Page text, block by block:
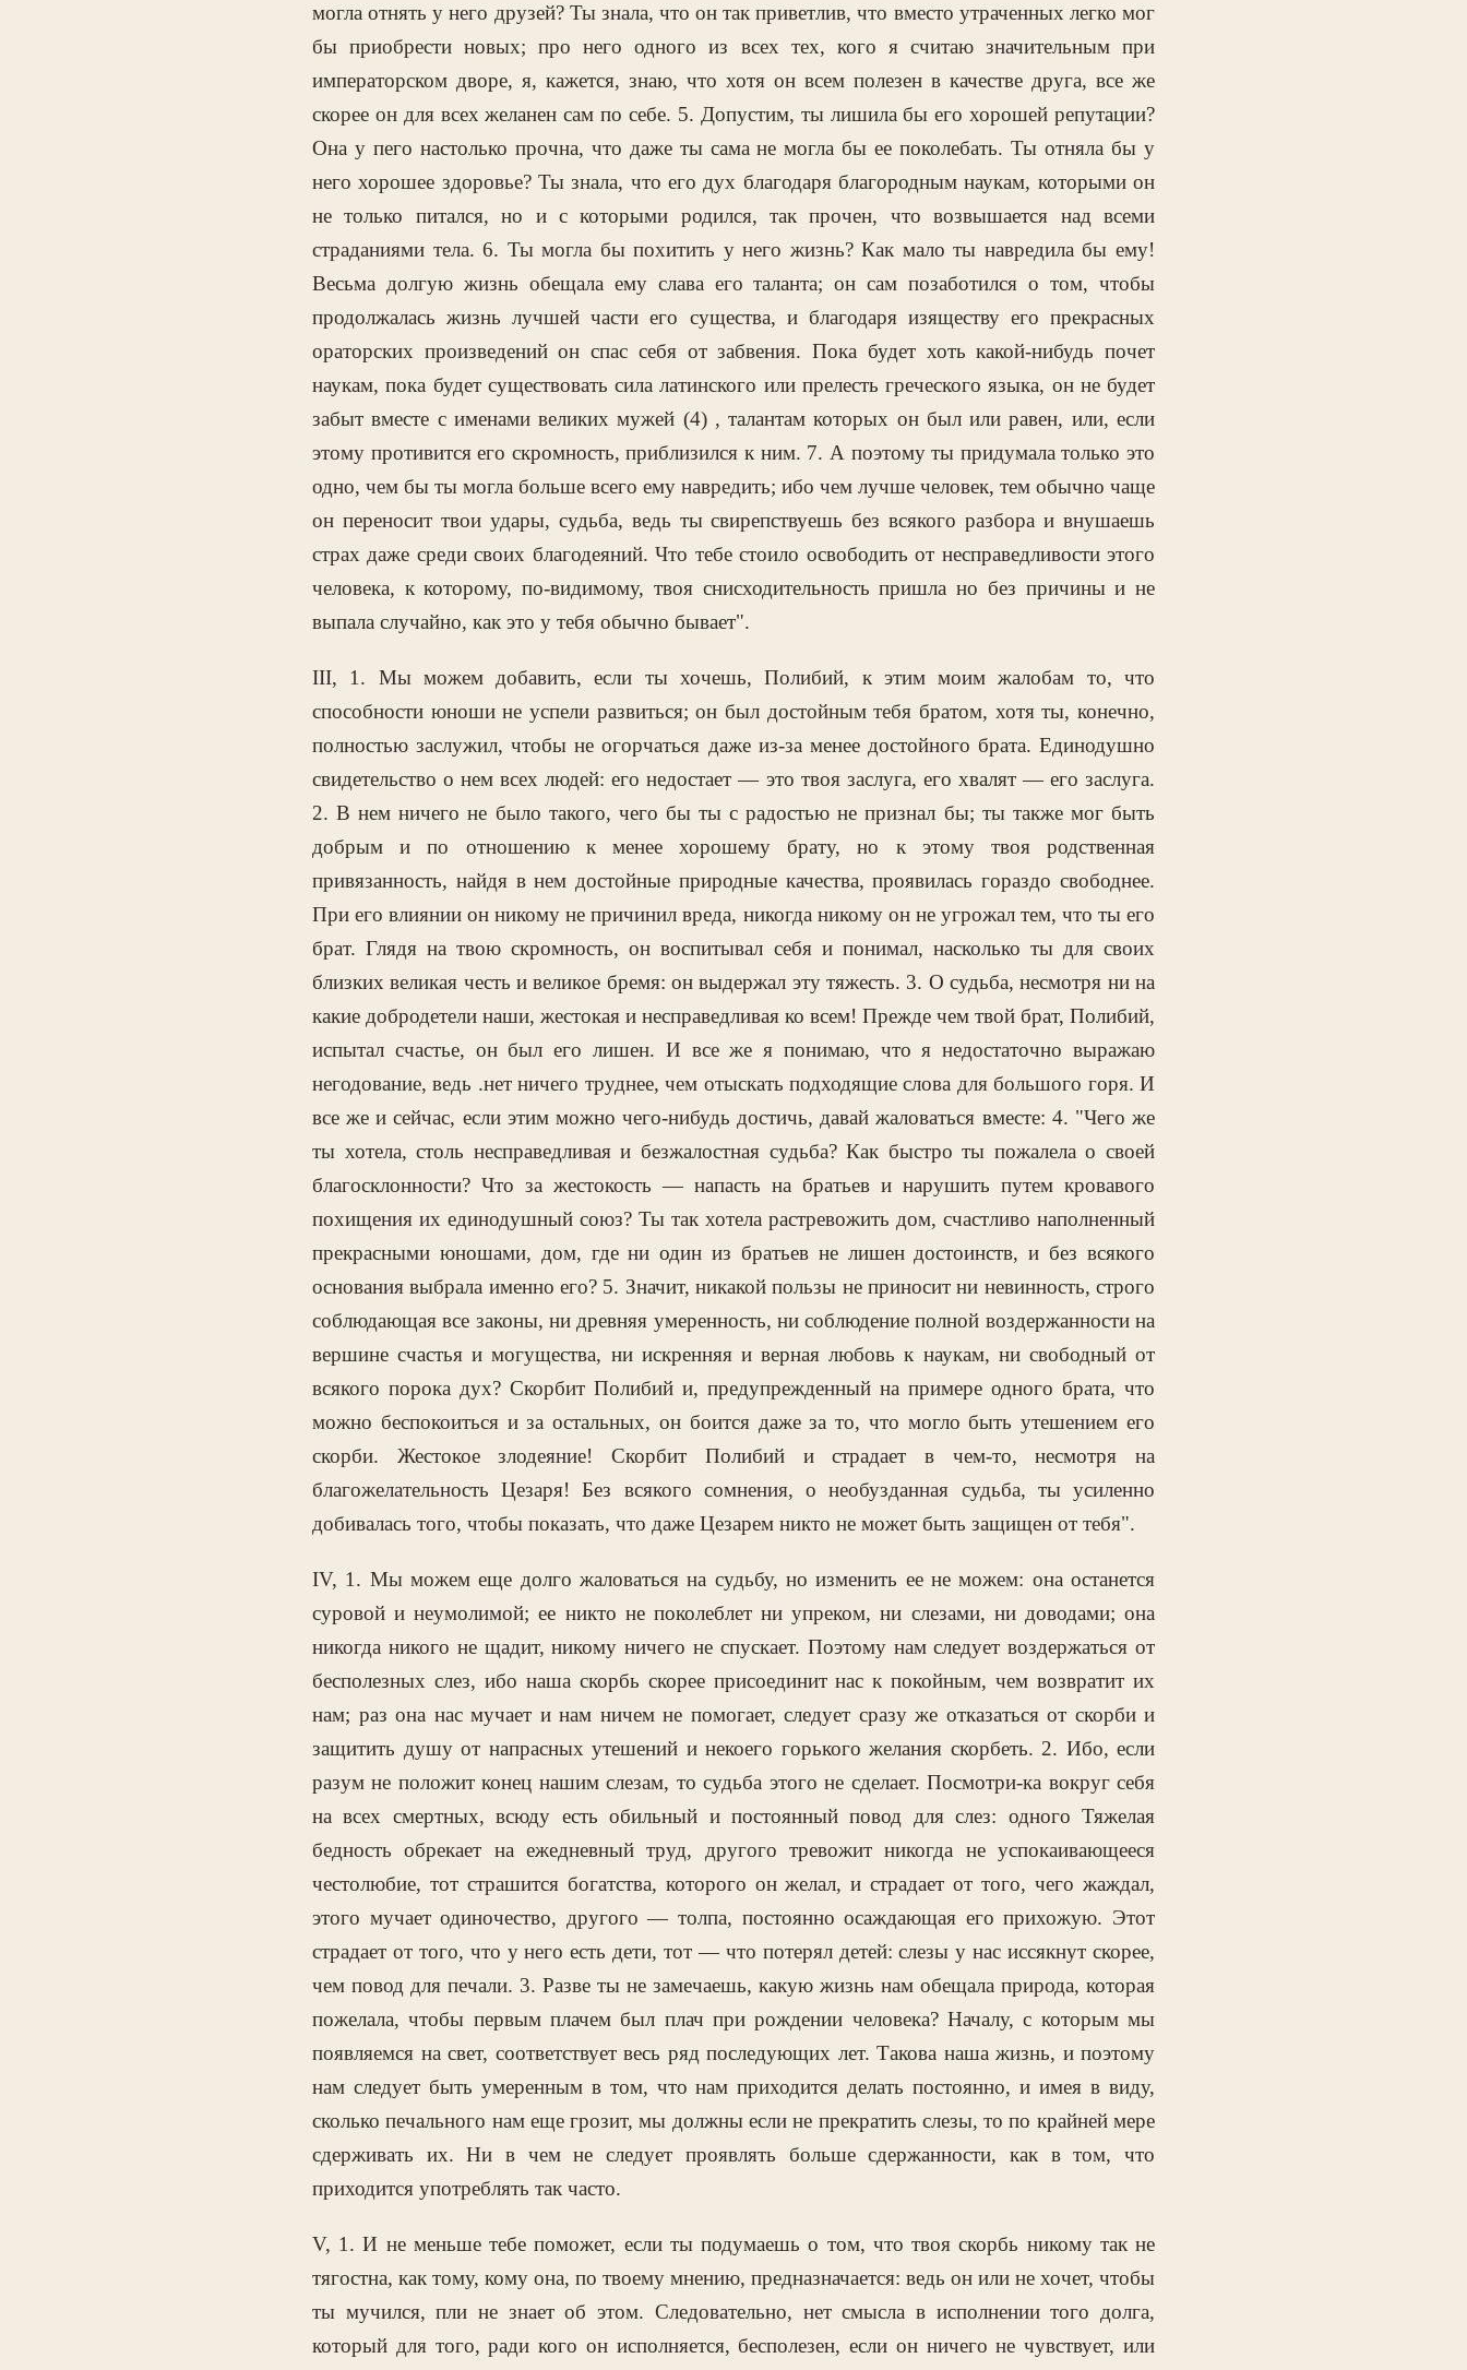
могла отнять у него друзей? Ты знала, что он так приветлив, что вместо утраченных легко мог
бы приобрести новых; про него одного из всех тех, кого я считаю значительным при
императорском дворе, я, кажется, знаю, что хотя он всем полезен в качестве друга, все же
скорее он для всех желанен сам по себе. 5. Допустим, ты лишила бы его хорошей репутации?
Она у пего настолько прочна, что даже ты сама не могла бы ее поколебать. Ты отняла бы у
него хорошее здоровье? Ты знала, что его дух благодаря благородным наукам, которыми он
не только питался, но и с которыми родился, так прочен, что возвышается над всеми
страданиями тела. 6. Ты могла бы похитить у него жизнь? Как мало ты навредила бы ему!
Весьма долгую жизнь обещала ему слава его таланта; он сам позаботился о том, чтобы
продолжалась жизнь лучшей части его существа, и благодаря изяществу его прекрасных
ораторских произведений он спас себя от забвения. Пока будет хоть какой-нибудь почет
наукам, пока будет существовать сила латинского или прелесть греческого языка, он не будет
забыт вместе с именами великих мужей (4) , талантам которых он был или равен, или, если
этому противится его скромность, приблизился к ним. 7. А поэтому ты придумала только это
одно, чем бы ты могла больше всего ему навредить; ибо чем лучше человек, тем обычно чаще
он переносит твои удары, судьба, ведь ты свирепствуешь без всякого разбора и внушаешь
страх даже среди своих благодеяний. Что тебе стоило освободить от несправедливости этого
человека, к которому, по-видимому, твоя снисходительность пришла но без причины и не
выпала случайно, как это у тебя обычно бывает".
III, 1. Мы можем добавить, если ты хочешь, Полибий, к этим моим жалобам то, что
способности юноши не успели развиться; он был достойным тебя братом, хотя ты, конечно,
полностью заслужил, чтобы не огорчаться даже из-за менее достойного брата. Единодушно
свидетельство о нем всех людей: его недостает — это твоя заслуга, его хвалят — его заслуга.
2. В нем ничего не было такого, чего бы ты с радостью не признал бы; ты также мог быть
добрым и по отношению к менее хорошему брату, но к этому твоя родственная
привязанность, найдя в нем достойные природные качества, проявилась гораздо свободнее.
При его влиянии он никому не причинил вреда, никогда никому он не угрожал тем, что ты его
брат. Глядя на твою скромность, он воспитывал себя и понимал, насколько ты для своих
близких великая честь и великое бремя: он выдержал эту тяжесть. 3. О судьба, несмотря ни на
какие добродетели наши, жестокая и несправедливая ко всем! Прежде чем твой брат, Полибий,
испытал счастье, он был его лишен. И все же я понимаю, что я недостаточно выражаю
негодование, ведь .нет ничего труднее, чем отыскать подходящие слова для большого горя. И
все же и сейчас, если этим можно чего-нибудь достичь, давай жаловаться вместе: 4. "Чего же
ты хотела, столь несправедливая и безжалостная судьба? Как быстро ты пожалела о своей
благосклонности? Что за жестокость — напасть на братьев и нарушить путем кровавого
похищения их единодушный союз? Ты так хотела растревожить дом, счастливо наполненный
прекрасными юношами, дом, где ни один из братьев не лишен достоинств, и без всякого
основания выбрала именно его? 5. Значит, никакой пользы не приносит ни невинность, строго
соблюдающая все законы, ни древняя умеренность, ни соблюдение полной воздержанности на
вершине счастья и могущества, ни искренняя и верная любовь к наукам, ни свободный от
всякого порока дух? Скорбит Полибий и, предупрежденный на примере одного брата, что
можно беспокоиться и за остальных, он боится даже за то, что могло быть утешением его
скорби. Жестокое злодеяние! Скорбит Полибий и страдает в чем-то, несмотря на
благожелательность Цезаря! Без всякого сомнения, о необузданная судьба, ты усиленно
добивалась того, чтобы показать, что даже Цезарем никто не может быть защищен от тебя".
IV, 1. Мы можем еще долго жаловаться на судьбу, но изменить ее не можем: она останется
суровой и неумолимой; ее никто не поколеблет ни упреком, ни слезами, ни доводами; она
никогда никого не щадит, никому ничего не спускает. Поэтому нам следует воздержаться от
бесполезных слез, ибо наша скорбь скорее присоединит нас к покойным, чем возвратит их
нам; раз она нас мучает и нам ничем не помогает, следует сразу же отказаться от скорби и
защитить душу от напрасных утешений и некоего горького желания скорбеть. 2. Ибо, если
разум не положит конец нашим слезам, то судьба этого не сделает. Посмотри-ка вокруг себя
на всех смертных, всюду есть обильный и постоянный повод для слез: одного Тяжелая
бедность обрекает на ежедневный труд, другого тревожит никогда не успокаивающееся
честолюбие, тот страшится богатства, которого он желал, и страдает от того, чего жаждал,
этого мучает одиночество, другого — толпа, постоянно осаждающая его прихожую. Этот
страдает от того, что у него есть дети, тот — что потерял детей: слезы у нас иссякнут скорее,
чем повод для печали. 3. Разве ты не замечаешь, какую жизнь нам обещала природа, которая
пожелала, чтобы первым плачем был плач при рождении человека? Началу, с которым мы
появляемся на свет, соответствует весь ряд последующих лет. Такова наша жизнь, и поэтому
нам следует быть умеренным в том, что нам приходится делать постоянно, и имея в виду,
сколько печального нам еще грозит, мы должны если не прекратить слезы, то по крайней мере
сдерживать их. Ни в чем не следует проявлять больше сдержанности, как в том, что
приходится употреблять так часто.
V, 1. И не меньше тебе поможет, если ты подумаешь о том, что твоя скорбь никому так не
тягостна, как тому, кому она, по твоему мнению, предназначается: ведь он или не хочет, чтобы
ты мучился, пли не знает об этом. Следовательно, нет смысла в исполнении того долга,
который для того, ради кого он исполняется, бесполезен, если он ничего не чувствует, или